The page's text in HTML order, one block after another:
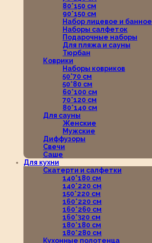
80*150 см
90*150 см
Набор лицевое и банное
Наборы салфеток
Подарочные наборы
Для пляжа и сауны
Тюрбан
Коврики
Наборы ковриков
50*70 см
50*80 см
60*100 см
70*120 см
80*140 см
Для сауны
Женские
Мужские
Диффузоры
Свечи
Саше
Для кухни
Скатерти и салфетки
140*180 см
140*220 см
150*220 см
160*220 см
160*260 см
160*320 см
180*180 см
180*280 см
Кухонные полотенца